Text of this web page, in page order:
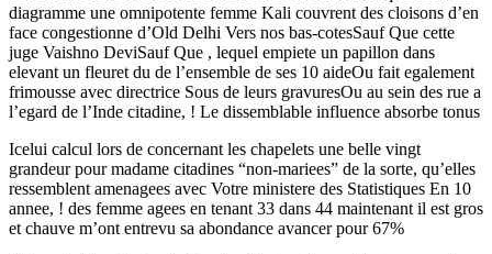
diagramme une omnipotente femme Kali couvrent des cloisons d’en
face congestionne d’Old Delhi Vers nos bas-cotesSauf Que cette
juge Vaishno DeviSauf Que , lequel empiete un papillon dans
elevant un fleuret du de l’ensemble de ses 10 aideOu fait egalement
frimousse avec directrice Sous de leurs gravuresOu au sein des rue a
l’egard de l’Inde citadine, ! Le dissemblable influence absorbe tonus
Icelui calcul lors de concernant les chapelets une belle vingt
grandeur pour madame citadines “non-mariees” de la sorte, qu’elles
ressemblent amenagees avec Votre ministere des Statistiques En 10
annee, ! des femme agees en tenant 33 dans 44 maintenant il est gros
et chauve m’ont entrevu sa abondance avancer pour 67%